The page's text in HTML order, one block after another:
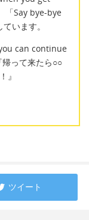
「Say bye-bye
います。
can continue
って来たら○○
』
ツイート